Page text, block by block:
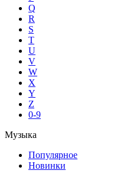
Q
R
S
T
U
V
W
X
Y
Z
0-9
Музыка
Популярное
Новинки